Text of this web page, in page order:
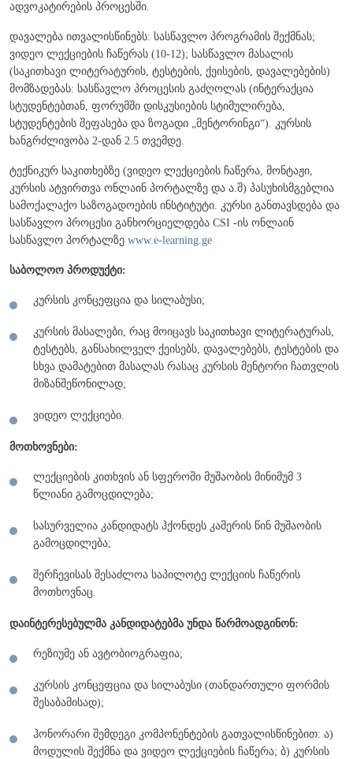
ადვოკატირების პროცესში.
დავალება ითვალისწინებს: სასწავლო პროგრამის შექმნას;
ვიდეო ლექციების ჩაწერას (10-12); სასწავლო მასალის
(საკითხავი ლიტერატურის, ტესტების, ქეისების, დავალებების)
მომზადებას: სასწავლო პროცესის გაძღოლას (ინტერაქცია
სტუდენტებთან, ფორუმში დისკუსიების სტიმულირება,
სტუდენტების შეფასება და ზოგადი „მენტორინგი“). კურსის
ხანგრძლივობა 2-დან 2.5 თვემდე.
ტექნიკურ საკითხებზე (ვიდეო ლექციების ჩაწერა, მონტაჟი,
კურსის ატვირთვა ონლაინ პორტალზე და ა.შ) პასუხისმგებლია
სამოქალაქო საზოგადოების ინსტიტუტი. კურსი განთავსდება და
სასწავლო პროცესი განხორციელდება CSI -ის ონლაინ
სასწავლო პორტალზე www.e-learning.ge
საბოლოო პროდუქტი:
კურსის კონცეფცია და სილაბუსი;
კურსის მასალები, რაც მოიცავს საკითხავი ლიტერატურას,
ტესტებს, განსახილველ ქეისებს, დავალებებს, ტესტების და
სხვა დამატებით მასალას რასაც კურსის მენტორი ჩათვლის
მიზანშეწონილად;
ვიდეო ლექციები.
მოთხოვნები:
ლექციების კითხვის ან სფეროში მუშაობის მინიმუმ 3
წლიანი გამოცდილება;
სასურველია კანდიდატს ჰქონდეს კამერის წინ მუშაობის
გამოცდილება;
შერჩევისას შესაძლოა საპილოტე ლექციის ჩაწერის
მოთხოვნაც.
დაინტერესებულმა კანდიდატებმა უნდა წარმოადგინონ:
რეზიუმე ან ავტობიოგრაფია;
კურსის კონცეფცია და სილაბუსი (თანდართული ფორმის
შესაბამისად);
ჰონორარი შემდეგი კომპონენტების გათვალისწინებით: ა)
მოდულის შექმნა და ვიდეო ლექციების ჩაწერა; ბ) კურსის